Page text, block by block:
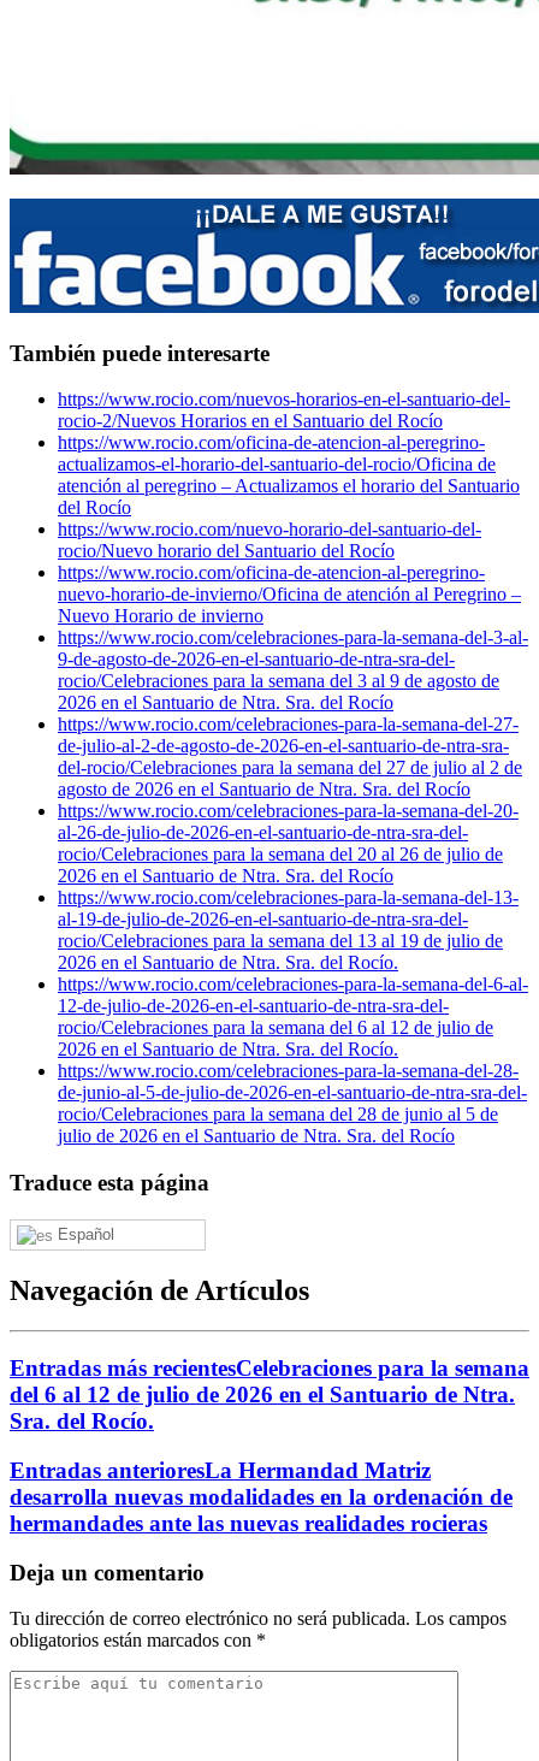
También puede interesarte
https://www.rocio.com/nuevos-horarios-en-el-santuario-del-
rocio-2/Nuevos Horarios en el Santuario del Rocío
https://www.rocio.com/oficina-de-atencion-al-peregrino-
actualizamos-el-horario-del-santuario-del-rocio/Oficina de
atención al peregrino – Actualizamos el horario del Santuario
del Rocío
https://www.rocio.com/nuevo-horario-del-santuario-del-
rocio/Nuevo horario del Santuario del Rocío
https://www.rocio.com/oficina-de-atencion-al-peregrino-
nuevo-horario-de-invierno/Oficina de atención al Peregrino –
Nuevo Horario de invierno
https://www.rocio.com/celebraciones-para-la-semana-del-3-al-
9-de-agosto-de-2026-en-el-santuario-de-ntra-sra-del-
rocio/Celebraciones para la semana del 3 al 9 de agosto de
2026 en el Santuario de Ntra. Sra. del Rocío
https://www.rocio.com/celebraciones-para-la-semana-del-27-
de-julio-al-2-de-agosto-de-2026-en-el-santuario-de-ntra-sra-
del-rocio/Celebraciones para la semana del 27 de julio al 2 de
agosto de 2026 en el Santuario de Ntra. Sra. del Rocío
https://www.rocio.com/celebraciones-para-la-semana-del-20-
al-26-de-julio-de-2026-en-el-santuario-de-ntra-sra-del-
rocio/Celebraciones para la semana del 20 al 26 de julio de
2026 en el Santuario de Ntra. Sra. del Rocío
https://www.rocio.com/celebraciones-para-la-semana-del-13-
al-19-de-julio-de-2026-en-el-santuario-de-ntra-sra-del-
rocio/Celebraciones para la semana del 13 al 19 de julio de
2026 en el Santuario de Ntra. Sra. del Rocío.
https://www.rocio.com/celebraciones-para-la-semana-del-6-al-
12-de-julio-de-2026-en-el-santuario-de-ntra-sra-del-
rocio/Celebraciones para la semana del 6 al 12 de julio de
2026 en el Santuario de Ntra. Sra. del Rocío.
https://www.rocio.com/celebraciones-para-la-semana-del-28-
de-junio-al-5-de-julio-de-2026-en-el-santuario-de-ntra-sra-del-
rocio/Celebraciones para la semana del 28 de junio al 5 de
julio de 2026 en el Santuario de Ntra. Sra. del Rocío
Traduce esta página
Español
Navegación de Artículos
Entradas más recientesCelebraciones para la semana
del 6 al 12 de julio de 2026 en el Santuario de Ntra.
Sra. del Rocío.
Entradas anterioresLa Hermandad Matriz
desarrolla nuevas modalidades en la ordenación de
hermandades ante las nuevas realidades rocieras
Deja un comentario
Tu dirección de correo electrónico no será publicada. Los campos
obligatorios están marcados con *